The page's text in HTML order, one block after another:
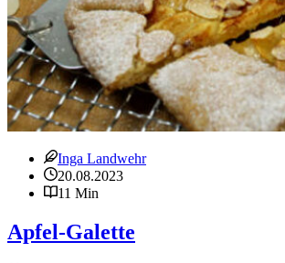
Inga Landwehr
20.08.2023
11 Min
Apfel-Galette